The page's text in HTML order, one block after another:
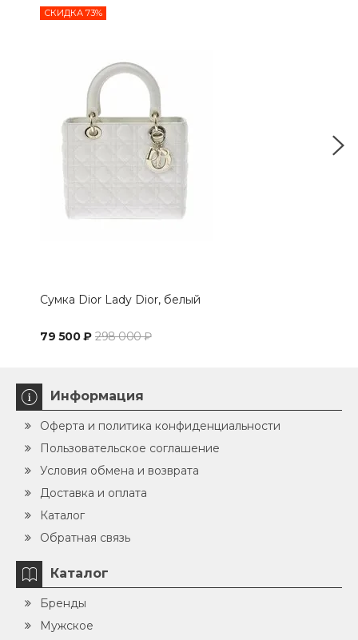
СКИДКА 73%
Сумка Dior Lady Dior, белый
79 500 ₽ 298 000 ₽
Информация
Оферта и политика конфиденциальности
Пользовательское соглашение
Условия обмена и возврата
Доставка и оплата
Каталог
Обратная связь
Каталог
Бренды
Мужское